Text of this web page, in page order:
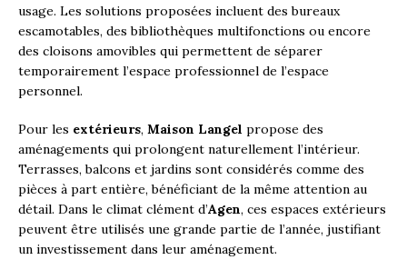
usage. Les solutions proposées incluent des bureaux
escamotables, des bibliothèques multifonctions ou encore
des cloisons amovibles qui permettent de séparer
temporairement l’espace professionnel de l’espace
personnel.
Pour les extérieurs, Maison Langel propose des
aménagements qui prolongent naturellement l’intérieur.
Terrasses, balcons et jardins sont considérés comme des
pièces à part entière, bénéficiant de la même attention au
détail. Dans le climat clément d’Agen, ces espaces extérieurs
peuvent être utilisés une grande partie de l’année, justifiant
un investissement dans leur aménagement.